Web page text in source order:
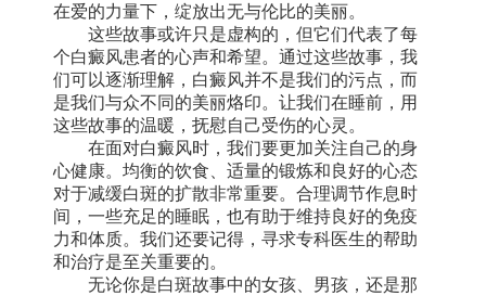
在爱的力量下，绽放出无与伦比的美丽。
这些故事或许只是虚构的，但它们代表了每
个白癜风患者的心声和希望。通过这些故事，我
们可以逐渐理解，白癜风并不是我们的污点，而
是我们与众不同的美丽烙印。让我们在睡前，用
这些故事的温暖，抚慰自己受伤的心灵。
在面对白癜风时，我们要更加关注自己的身
心健康。均衡的饮食、适量的锻炼和良好的心态
对于减缓白斑的扩散非常重要。合理调节作息时
间，一些充足的睡眠，也有助于维持良好的免疫
力和体质。我们还要记得，寻求专科医生的帮助
和治疗是至关重要的。
无论你是白斑故事中的女孩、男孩，还是那